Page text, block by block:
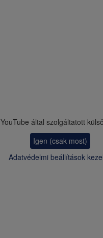
YouTube által szolgáltatott
Igen (csak most)
Adatvédelmi beállítások